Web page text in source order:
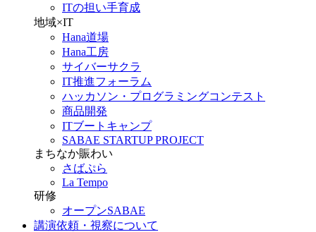
ITの担い手育成
地域×IT
Hana道場
Hana工房
サイバーサクラ
IT推進フォーラム
ハッカソン・プログラミングコンテスト
商品開発
ITブートキャンプ
SABAE STARTUP PROJECT
まちなか賑わい
さばぷら
La Tempo
研修
オープンSABAE
講演依頼・視察について